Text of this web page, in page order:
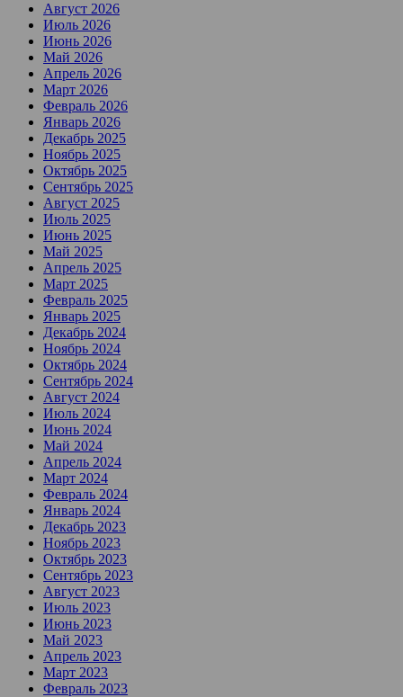
Август 2026
Июль 2026
Июнь 2026
Май 2026
Апрель 2026
Март 2026
Февраль 2026
Январь 2026
Декабрь 2025
Ноябрь 2025
Октябрь 2025
Сентябрь 2025
Август 2025
Июль 2025
Июнь 2025
Май 2025
Апрель 2025
Март 2025
Февраль 2025
Январь 2025
Декабрь 2024
Ноябрь 2024
Октябрь 2024
Сентябрь 2024
Август 2024
Июль 2024
Июнь 2024
Май 2024
Апрель 2024
Март 2024
Февраль 2024
Январь 2024
Декабрь 2023
Ноябрь 2023
Октябрь 2023
Сентябрь 2023
Август 2023
Июль 2023
Июнь 2023
Май 2023
Апрель 2023
Март 2023
Февраль 2023